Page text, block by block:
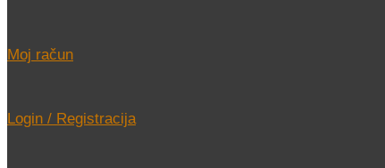
Moj račun
Login / Registracija